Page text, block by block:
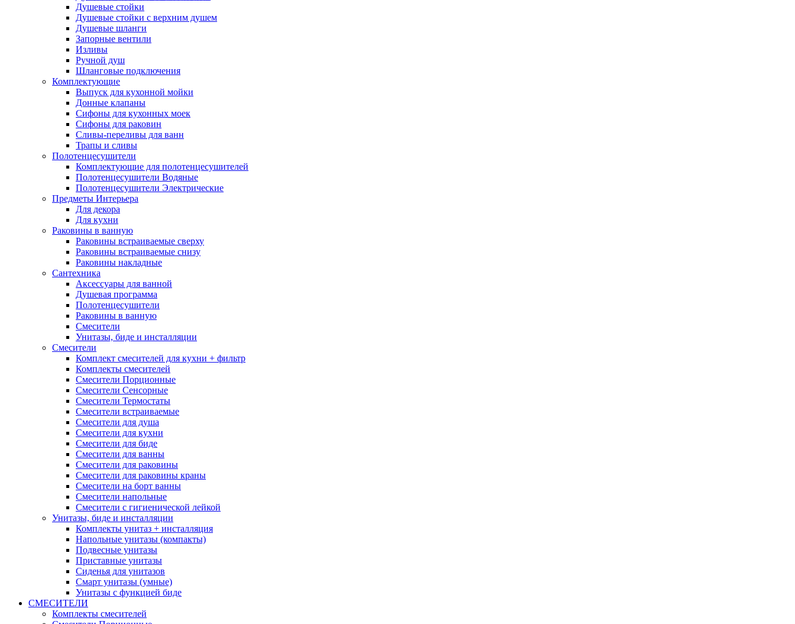
Душевые стойки
Душевые стойки с верхним душем
Душевые шланги
Запорные вентили
Изливы
Ручной душ
Шланговые подключения
Комплектующие
Выпуск для кухонной мойки
Донные клапаны
Сифоны для кухонных моек
Сифоны для раковин
Сливы-переливы для ванн
Трапы и сливы
Полотенцесушители
Комплектующие для полотенцесушителей
Полотенцесушители Водяные
Полотенцесушители Электрические
Предметы Интерьера
Для декора
Для кухни
Раковины в ванную
Раковины встраиваемые сверху
Раковины встраиваемые снизу
Раковины накладные
Сантехника
Аксессуары для ванной
Душевая программа
Полотенцесушители
Раковины в ванную
Смесители
Унитазы, биде и инсталляции
Смесители
Комплект смесителей для кухни + фильтр
Комплекты смесителей
Смесители Порционные
Смесители Сенсорные
Смесители Термостаты
Смесители встраиваемые
Смесители для душа
Смесители для кухни
Смесители для биде
Смесители для ванны
Смесители для раковины
Смесители для раковины краны
Смесители на борт ванны
Смесители напольные
Смесители с гигиенической лейкой
Унитазы, биде и инсталляции
Комплекты унитаз + инсталляция
Напольные унитазы (компакты)
Подвесные унитазы
Приставные унитазы
Сиденья для унитазов
Смарт унитазы (умные)
Унитазы с функцией биде
СМЕСИТЕЛИ
Комплекты смесителей